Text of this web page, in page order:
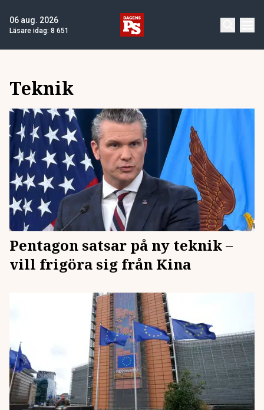
06 aug. 2026
Läsare idag: 8 651
Teknik
Pentagon satsar på ny teknik –
vill frigöra sig från Kina